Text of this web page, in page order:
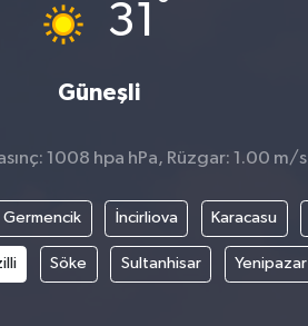
31 °
Güneşli
1008 hpa hPa, Rüzgar: 1.00 m/s
Germencik İncirliova Karacasu
Söke Sultanhisar Yenipazar